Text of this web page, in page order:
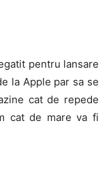
pentru lansare
la Apple par sa se
cat de repede
cat de mare va fi